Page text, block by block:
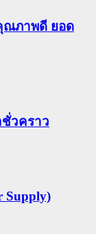
ณภาพดี ยอด
วคราว
Supply)